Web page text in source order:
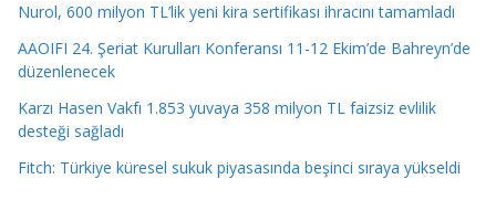
Nurol, 600 milyon TL’lik yeni kira sertifikası ihracını tamamladı
AAOIFI 24. Şeriat Kurulları Konferansı 11-12 Ekim’de Bahreyn’de
düzenlenecek
Karzı Hasen Vakfı 1.853 yuvaya 358 milyon TL faizsiz evlilik
desteği sağladı
Fitch: Türkiye küresel sukuk piyasasında beşinci sıraya yükseldi